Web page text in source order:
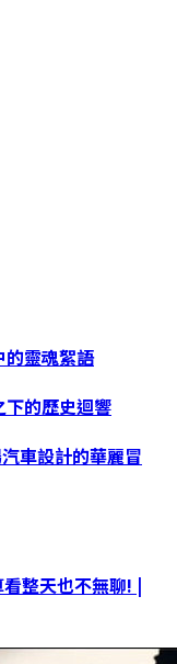
的靈魂絮語
下的歷史迴響
車設計的華麗冒
整天也不無聊! |